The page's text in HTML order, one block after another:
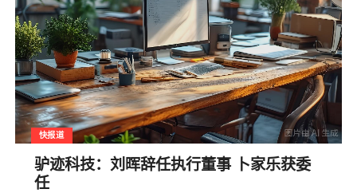
快报道
驴迹科技：刘晖辞任执行董事 卜家乐获委
任